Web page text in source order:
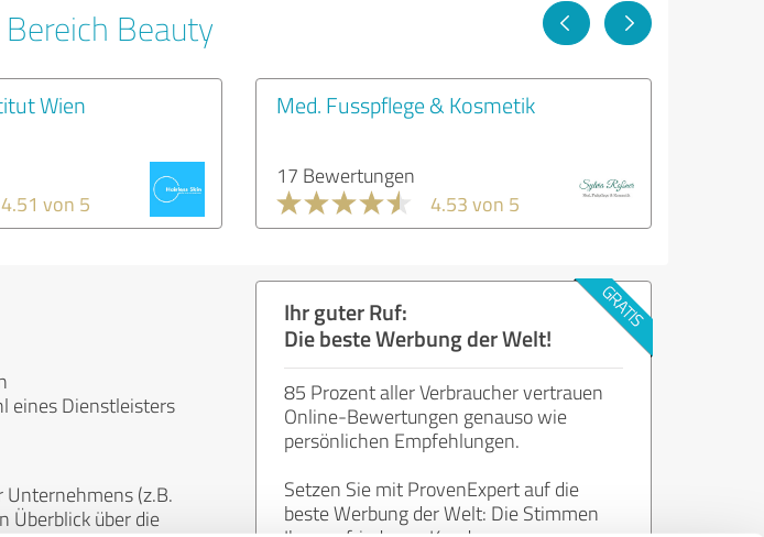
Beauty
Wien
4.51 von 5
Med. Fusspflege & Kosmetik
17 Bewertungen
4.53 von 5
eines Dienstleisters
(z.B.
Überblick über die
Ihr guter Ruf:
Die beste Werbung der Welt!
85 Prozent aller Verbraucher vertrauen
Online-Bewertungen genauso wie
persönlichen Empfehlungen.
Setzen Sie mit ProvenExpert auf die
beste Werbung der Welt: Die Stimmen